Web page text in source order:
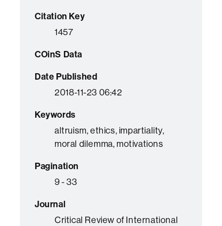
Citation Key
1457
COinS Data
Date Published
2018-11-23 06:42
Keywords
altruism, ethics, impartiality,
moral dilemma, motivations
Pagination
9 - 33
Journal
Critical Review of International